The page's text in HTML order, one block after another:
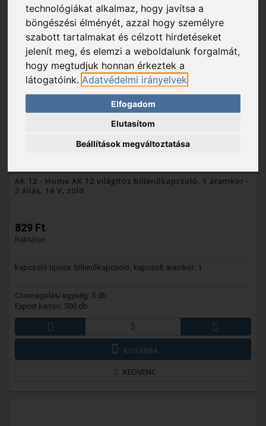
technológiákat alkalmaz, hogy javítsa a
böngészési élményét, azzal hogy személyre
szabott tartalmakat és célzott hirdetéseket
jelenít meg, és elemzi a weboldalunk forgalmát,
hogy megtudjuk honnan érkeztek a
látogatóink. Adatvédelmi irányelvek
Elfogadom
Elutasítom
Beállítások megváltoztatása
AK 12 - Home AK 12 világítós billenőkapcsoló, 1 áramkör -
2 állás, 14 V, zöld
829 Ft
Raktáron
kapcsoló típusa: billenőkapcsoló; kapcsolt áramkör: 1
Csomagolási egység: 5 db
Export karton: 500 db
KOSÁRBA
KEDVENC